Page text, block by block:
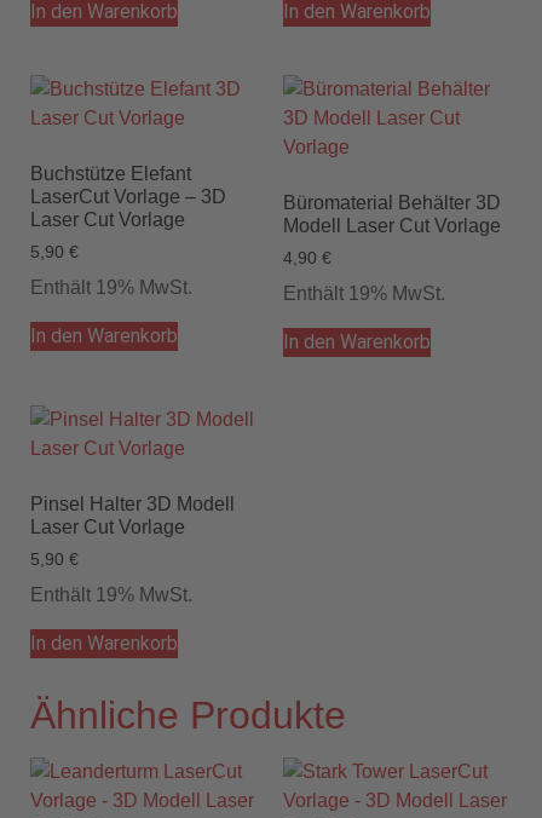
In den Warenkorb In den Warenkorb
Buchstütze Elefant
LaserCut Vorlage – 3D
Laser Cut Vorlage
5,90 €
Enthält 19% MwSt.
In den Warenkorb
Büromaterial Behälter 3D
Modell Laser Cut Vorlage
4,90 €
Enthält 19% MwSt.
In den Warenkorb
Pinsel Halter 3D Modell
Laser Cut Vorlage
5,90 €
Enthält 19% MwSt.
In den Warenkorb
Ähnliche Produkte